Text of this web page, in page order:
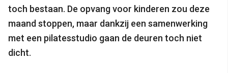
toch bestaan. De opvang voor kinderen zou deze
maand stoppen, maar dankzij een samenwerking
met een pilatesstudio gaan de deuren toch niet
dicht.